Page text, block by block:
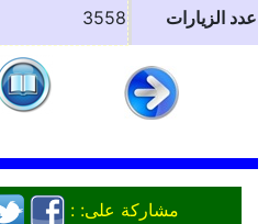
عدد الزيارات 3558
مشاركة على: :